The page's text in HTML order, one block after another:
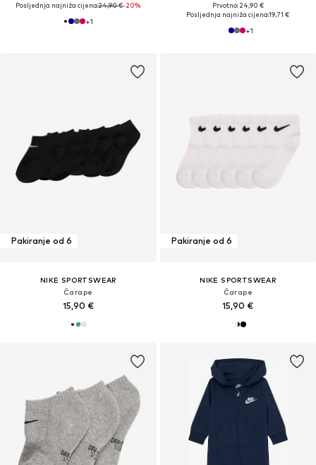
Posljednja najniža cijena:24,90 €-20%
+1
Prvotno: 24,90 €
Posljednja najniža cijena:19,71 €
+1
Pakiranje od 6
NIKE SPORTSWEAR
Čarape
15,90 €
Pakiranje od 6
NIKE SPORTSWEAR
Čarape
15,90 €